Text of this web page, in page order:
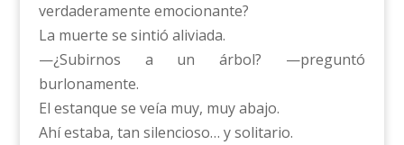
verdaderamente emocionante?
La muerte se sintió aliviada.
—¿Subirnos a un árbol? —preguntó
burlonamente.
El estanque se veía muy, muy abajo.
Ahí estaba, tan silencioso… y solitario.